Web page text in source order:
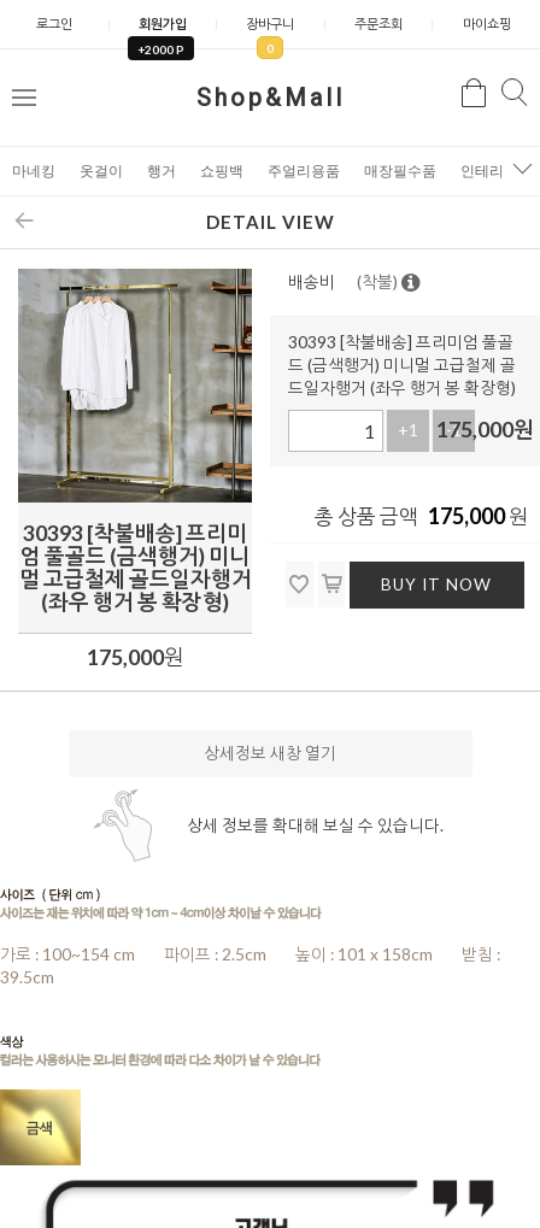
로그인 회원가입
+2000 P
장바구니
0
주문조회 마이쇼핑
Shop&Mall
메
검
마네킹 옷걸이 행거 쇼핑백 주얼리용품 매장필수품 인테리어소
DETAIL VIEW
30393 [착불배송] 프리미
엄 풀골드 (금색행거) 미니
멀 고급철제 골드일자행거
(좌우 행거 봉 확장형)
175,000원
배송비 (착불)
30393 [착불배송] 프리미엄 풀골
드 (금색행거) 미니멀 고급철제 골
드일자행거 (좌우 행거 봉 확장형)
+1 -1
175,000원
총 상품 금액 175,000원
BUY IT NOW
상세정보 새창 열기
상세 정보를 확대해 보실 수 있습니다.
가로 : 100~154 cm 파이프 : 2.5cm 높이 : 101 x 158cm
받침 :
39.5cm